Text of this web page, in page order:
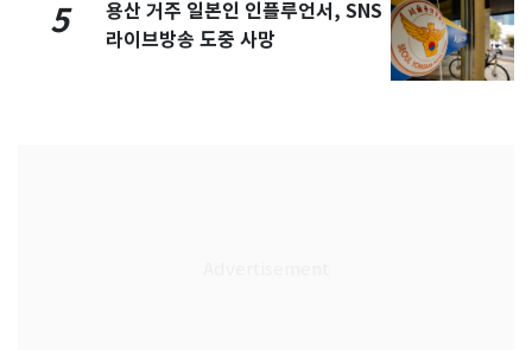
5
용산 거주 일본인 인플루언서, SNS
라이브방송 도중 사망